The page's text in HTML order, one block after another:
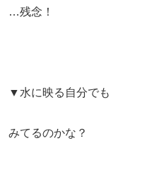
…残念！
▼水に映る自分でも
みてるのかな？